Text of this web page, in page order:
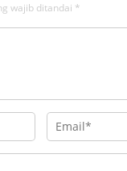
wajib ditandai *